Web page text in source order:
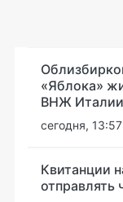
«Яблока»
ВНЖ Италии
сегодня, 13:57
Квитанции
отправлять